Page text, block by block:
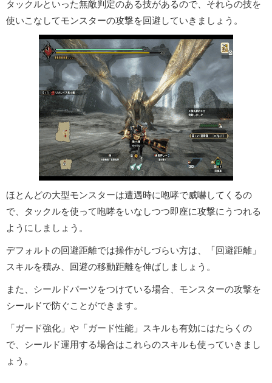
タックルといった無敵判定のある技があるので、それらの技を
使いこなしてモンスターの攻撃を回避していきましょう。
ほとんどの大型モンスターは遭遇時に咆哮で威嚇してくるの
で、タックルを使って咆哮をいなしつつ即座に攻撃にうつれる
ようにしましょう。
デフォルトの回避距離では操作がしづらい方は、「回避距離」
スキルを積み、回避の移動距離を伸ばしましょう。
また、シールドパーツをつけている場合、モンスターの攻撃を
シールドで防ぐことができます。
「ガード強化」や「ガード性能」スキルも有効にはたらくの
で、シールド運用する場合はこれらのスキルも使っていきまし
ょう。